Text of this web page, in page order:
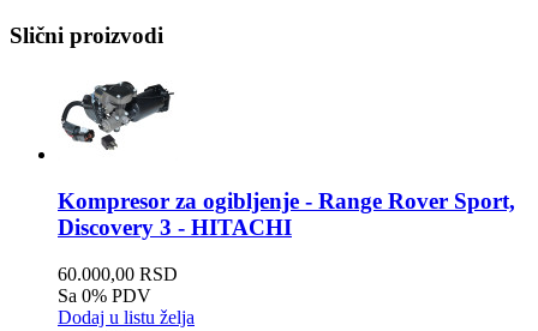
Slični proizvodi
Kompresor za ogibljenje - Range Rover Sport,
Discovery 3 - HITACHI
60.000,00 RSD
Sa 0% PDV
Dodaj u listu želja